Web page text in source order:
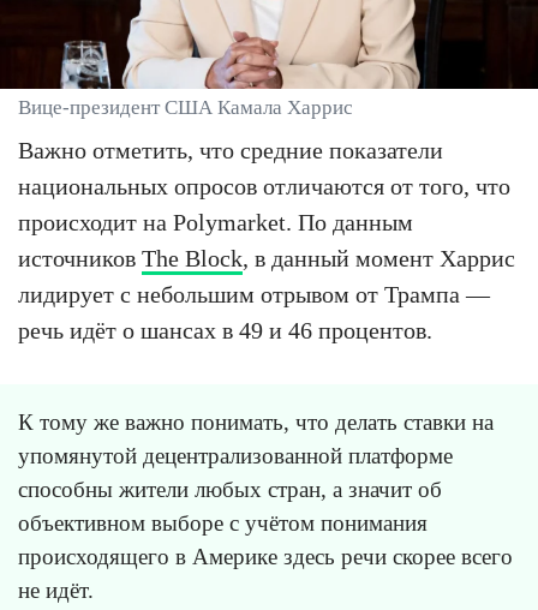
Вице-президент США Камала Харрис
Важно отметить, что средние показатели
национальных опросов отличаются от того, что
происходит на Polymarket. По данным
источников The Block, в данный момент Харрис
лидирует с небольшим отрывом от Трампа —
речь идёт о шансах в 49 и 46 процентов.
К тому же важно понимать, что делать ставки на
упомянутой децентрализованной платформе
способны жители любых стран, а значит об
объективном выборе с учётом понимания
происходящего в Америке здесь речи скорее всего
не идёт.